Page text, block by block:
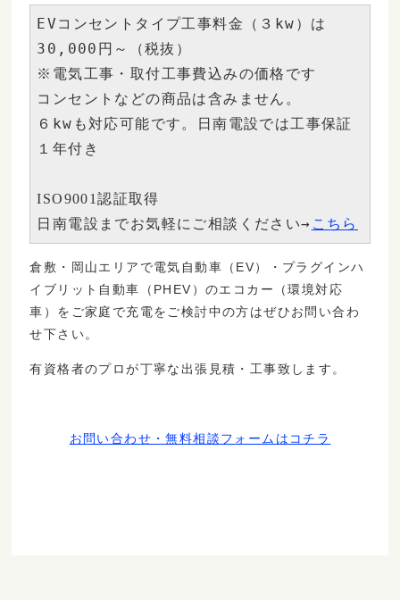
EVコンセントタイプ工事料金（３kw）は
30,000円～（税抜）
※電気工事・取付工事費込みの価格です
コンセントなどの商品は含みません。
６kwも対応可能です。日南電設では工事保証
１年付き
ISO9001認証取得
日南電設までお気軽にご相談ください→ こちら
倉敷・岡山エリアで電気自動車（EV）・プラグインハ
イブリット自動車（PHEV）のエコカー（環境対応
車）をご家庭で充電をご検討中の方はぜひお問い合わ
せ下さい。
有資格者のプロが丁寧な出張見積・工事致します。
お問い合わせ・無料相談フォームはコチラ